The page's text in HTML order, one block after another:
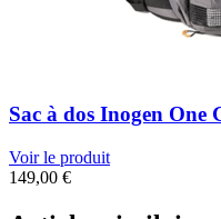
Sac à dos Inogen One
Voir le produit
149,00 €